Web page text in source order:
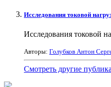
Исследования токовой
Исследования токовой
Авторы: Голубков Антон
Смотреть другие